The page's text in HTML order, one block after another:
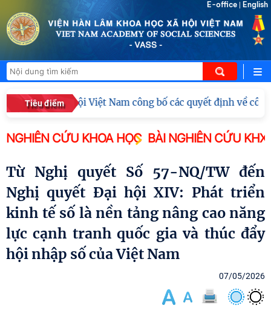
E-office English
Tiêu điểm
Khoa học xã hội Việt Nam công bố các quyết định về công
NGHIÊN CỨU KHOA HỌC BÀI NGHIÊN CỨU
Từ Nghị quyết Số 57-NQ/TW đến
Nghị quyết Đại hội XIV: Phát triển
kinh tế số là nền tảng nâng cao năng
lực cạnh tranh quốc gia và thúc đẩy
hội nhập số của Việt Nam
07/05/2026